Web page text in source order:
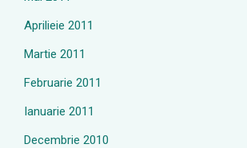
Aprilieie 2011
Martie 2011
Februarie 2011
Ianuarie 2011
Decembrie 2010